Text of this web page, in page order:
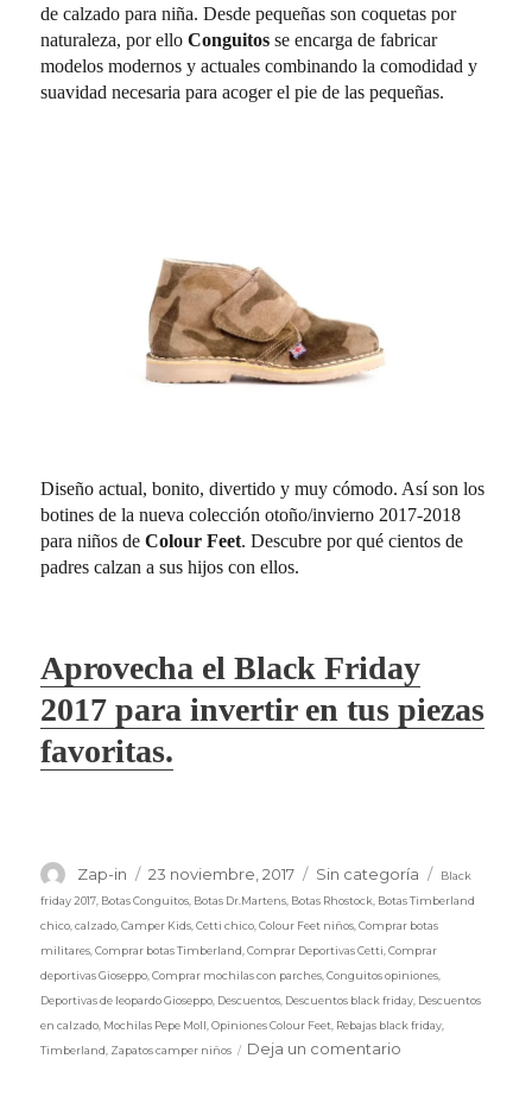
de calzado para niña. Desde pequeñas son coquetas por
naturaleza, por elloConguitos se encarga de fabricar
modelos modernos y actuales combinando la comodidad y
suavidad necesaria para acoger el pie de las pequeñas.
Diseño actual, bonito, divertido y muy cómodo. Así son los
botines de la nueva colección otoño/invierno 2017-2018
para niños deColour Feet. Descubre por qué cientos de
padres calzan a sus hijos con ellos.
Aprovecha el Black Friday
2017 para invertir en tus piezas
favoritas.
Autor
Zap-in
Publicado
el
23 noviembre, 2017 Categorías
Sin categoría Etiquetas
Black
friday 2017, Botas Conguitos, Botas Dr.Martens, Botas Rhostock, Botas Timberland
chico,calzado,Camper Kids,Cetti chico,Colour Feet niños,Comprar botas
militares,Comprar botas Timberland,Comprar Deportivas Cetti,Comprar
deportivas Gioseppo,Comprar mochilas con parches,Conguitos opiniones,
Deportivas de leopardo Gioseppo, Descuentos, Descuentos black friday, Descuentos
en calzado, Mochilas Pepe Moll,Opiniones Colour Feet, Rebajas black friday,
Timberland, Zapatos camper niños Deja un comentario